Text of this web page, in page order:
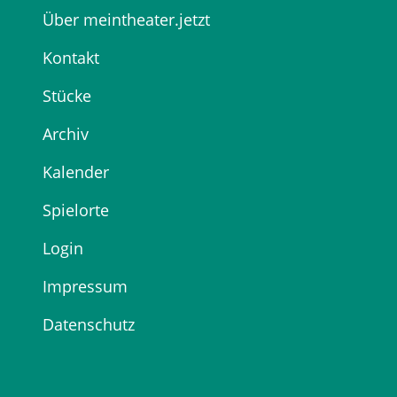
Über meintheater.jetzt
Kontakt
Stücke
Archiv
Kalender
Spielorte
Login
Impressum
Datenschutz